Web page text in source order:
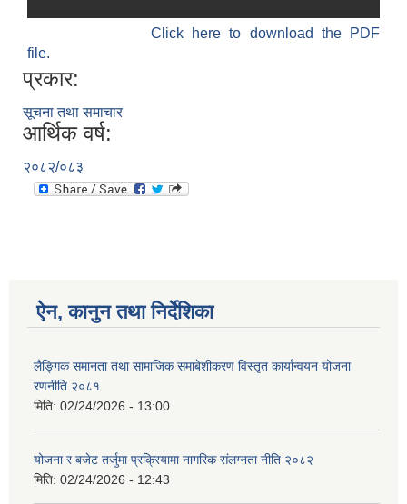
Click here to download the PDF
file.
प्रकार:
सूचना तथा समाचार
आर्थिक वर्ष:
२०८२/०८३
ऐन, कानुन तथा निर्देशिका
लैङ्गिक समानता तथा सामाजिक समाबेशीकरण विस्तृत कार्यान्वयन योजना
रणनीति २०८१
मिति: 02/24/2026 - 13:00
योजना र बजेट तर्जुमा प्रक्रियामा नागरिक संलग्नता नीति २०८२
मिति: 02/24/2026 - 12:43